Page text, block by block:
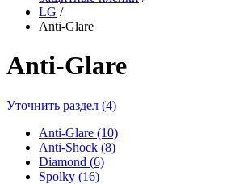
LG /
Anti-Glare
Anti-Glare
Уточнить раздел (4)
Anti-Glare (10)
Anti-Shock (8)
Diamond (6)
Spolky (16)